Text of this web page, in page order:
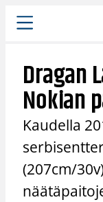
Siirry
sisältöön
Dragan
Nokian
Kaudella
(207cm/